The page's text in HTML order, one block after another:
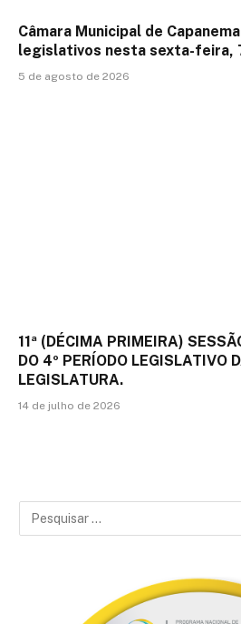
Câmara Municipal de
legislativos nesta sexta-feira,
5 de agosto de 2026
11ª (DÉCIMA PRIMEIRA)
DO 4º PERÍODO LEGISLATIVO
LEGISLATURA.
14 de julho de 2026